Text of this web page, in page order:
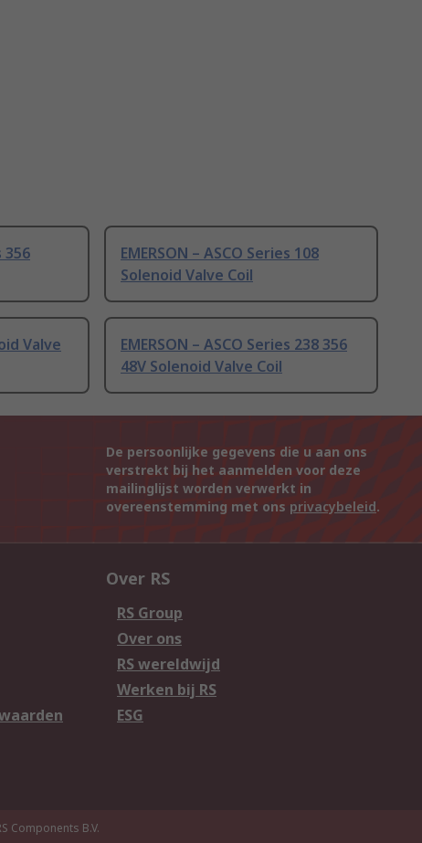
356
EMERSON – ASCO Series 108
Solenoid Valve Coil
Valve
EMERSON – ASCO Series 238 356
48V Solenoid Valve Coil
De persoonlijke gegevens die u aan ons
verstrekt bij het aanmelden voor deze
mailinglijst worden verwerkt in
overeenstemming met ons privacybeleid.
Over RS
RS Group
Over ons
RS wereldwijd
Werken bij RS
ESG
Components B.V.